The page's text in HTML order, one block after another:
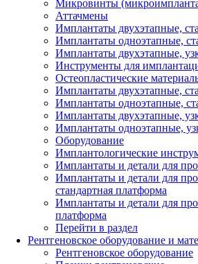
Микровинты
Аттачмены
Имплантаты двухэтапные,
Имплантаты одноэтапные,
Имплантаты двухэтапные,
Инструменты для
Остеопластические
Имплантаты двухэтапные,
Имплантаты одноэтапные,
Имплантаты двухэтапные,
Имплантаты одноэтапные,
Оборудование
Имплантологические
Имплантаты и детали для
Имплантаты и детали для
стандартная платформа
Имплантаты и детали для
платформа
Перейти в раздел
Рентгеновское оборудование и
Рентгеновское оборудование